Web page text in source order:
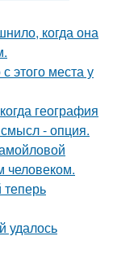
когда она
этого места у
география
- опция.
человеком.
удалось